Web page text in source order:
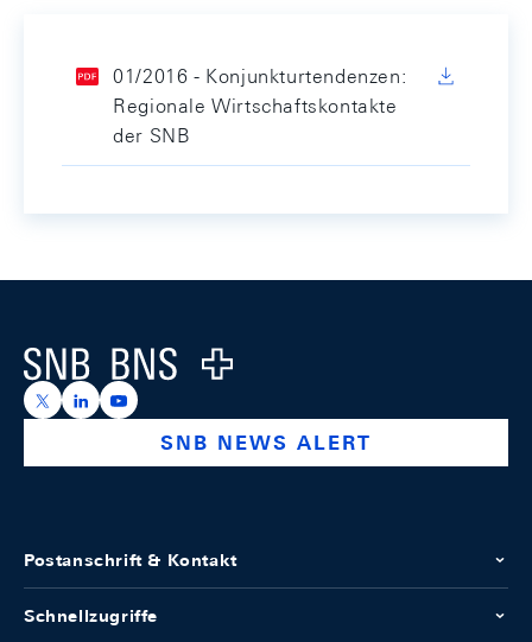
01/2016 - Konjunkturtendenzen:
Regionale Wirtschaftskontakte
der SNB
Logo
https://x.com/snb_bns
https://ch.linkedin.com/company/swiss-national-
https://www.youtube.com/@swissnationalbank
SNB NEWS ALERT
Postanschrift & Kontakt
Schnellzugriffe